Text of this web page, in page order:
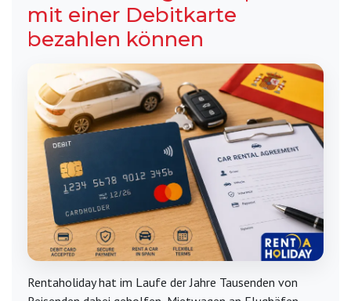
mit einer Debitkarte
bezahlen können
Rentaholiday hat im Laufe der Jahre Tausenden von